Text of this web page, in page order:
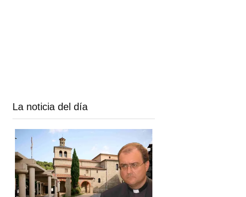
La noticia del día